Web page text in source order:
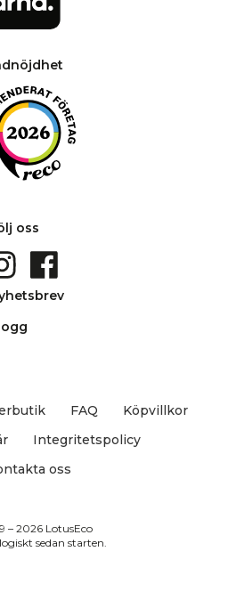
oss
FAQ
Köpvillkor
Integritetspolicy
oss
– 2026 LotusEco
sedan starten.